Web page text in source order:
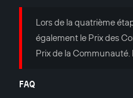
Lors de la quatrième
également le Prix des
Prix de la Communauté.
FAQ